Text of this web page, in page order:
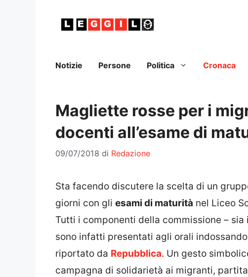
Notizie Persone Politica Cronaca
Magliette rosse per i
docenti all’esame di
09/07/2018 di Redazione
Sta facendo discutere la scelta di un
giorni con gli esami di maturità nel Liceo
Tutti i componenti della commissione –
sono infatti presentati agli orali
riportato da Repubblica. Un gesto
campagna di solidarietà ai migranti,